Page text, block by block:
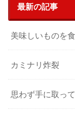
最新の記事
美味しいものを
カミナリ炸裂
思わず手に取っ